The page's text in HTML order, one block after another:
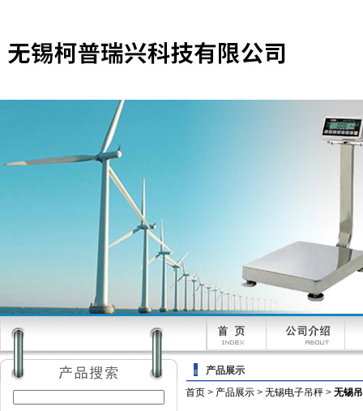
产品展示
首页 > 产品展示 > 无锡电子吊秤 > 无锡